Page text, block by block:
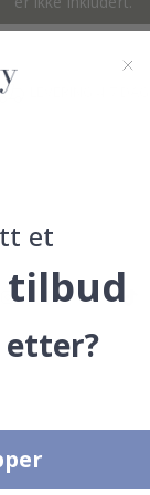
et
tilbud
etter?